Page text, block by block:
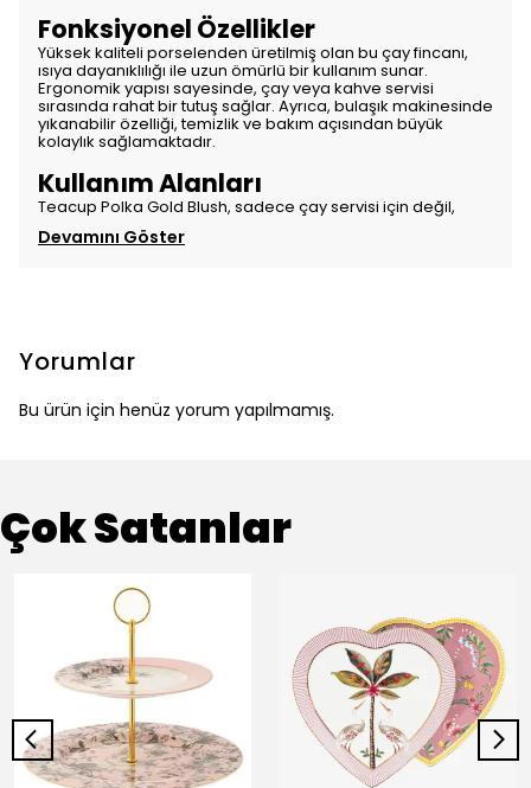
Fonksiyonel Özellikler
Yüksek kaliteli porselenden üretilmiş olan bu çay fincanı,
ısıya dayanıklılığı ile uzun ömürlü bir kullanım sunar.
Ergonomik yapısı sayesinde, çay veya kahve servisi
sırasında rahat bir tutuş sağlar. Ayrıca, bulaşık makinesinde
yıkanabilir özelliği, temizlik ve bakım açısından büyük
kolaylık sağlamaktadır.
Kullanım Alanları
Teacup Polka Gold Blush, sadece çay servisi için değil,
Devamını Göster
Yorumlar
Bu ürün için henüz yorum yapılmamış.
Çok Satanlar